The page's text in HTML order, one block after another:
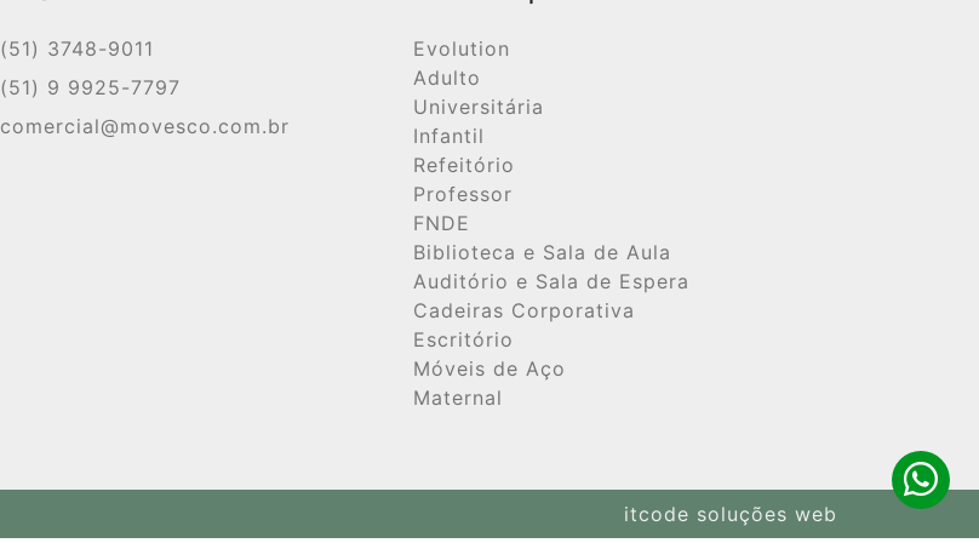
em tubo 20x40(parede 1,50mm) chapa 16 com
rebaixo para acoplar o protetor de pintura em resina
plástica (439x43x19mm) em forma de “U” fixados
com 10 rebites 3.2x10(sendo 5 de cada lado) na cor
do protetor e porta canetas (204x20mm e
profundidade 3mm) de cada lado. Soldagem pelo
processo MIG em todas as junções. Proteção da
superfície com tratamento especial, anticorrosivo e
desengraxante. Pintura em epóxi-pó, processo de
cura em estufa a 220°C. Tampo (1160x450x18mm) em
melamínico espessura de 0,8mm, bordas aparentes
(frontal e traseira) com acabamento frezado e
(51) 3748-9011
(51) 9 9925-7797
comercial@movesco.com.br
Evolution
Adulto
Universitária
Infantil
Refeitório
Professor
FNDE
Biblioteca e Sala de Aula
Auditório e Sala de Espera
Cadeiras Corporativa
Escritório
Móveis de Aço
Maternal
itcode soluções web